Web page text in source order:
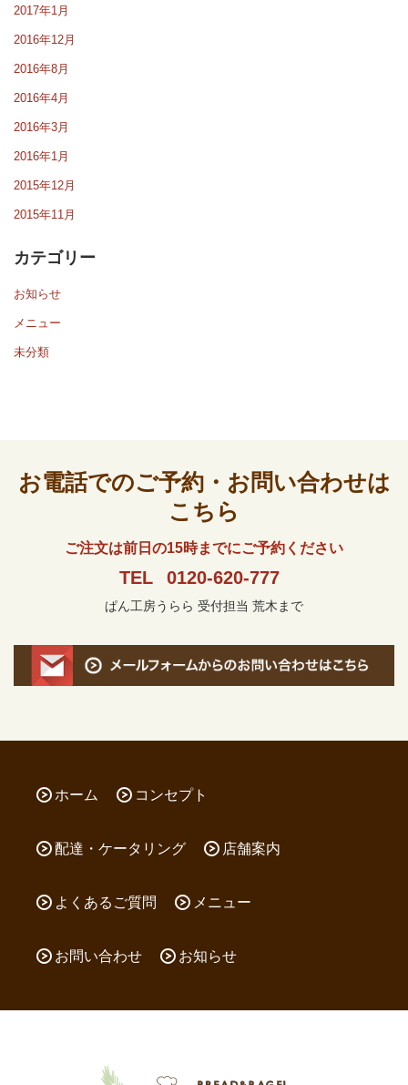
2017年1月
2016年12月
2016年8月
2016年4月
2016年3月
2016年1月
2015年12月
2015年11月
カテゴリー
お知らせ
メニュー
未分類
お電話でのご予約・お問い合わせは
こちら
ご注文は前日の15時までにご予約ください
TEL 0120-620-777
ぱん工房うらら 受付担当 荒木まで
ホーム コンセプト
配達・ケータリング 店舗案内
よくあるご質問 メニュー
お問い合わせ お知らせ